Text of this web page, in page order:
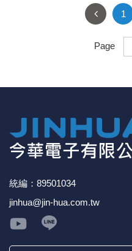
1
Page
統編：89501034
jinhua@jin-hua.com.tw